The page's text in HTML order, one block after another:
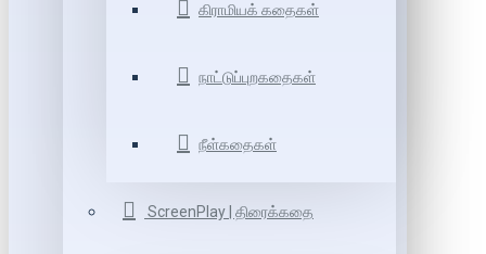
கிராமியக் கதைகள்
நாட்டுப்புறகதைகள்
நீள்கதைகள்
ScreenPlay | திரைக்கதை